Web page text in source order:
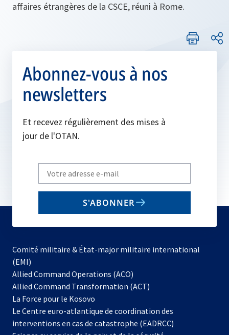
affaires étrangères de la CSCE, réuni à Rome.
Abonnez-vous à nos
newsletters
Et recevez régulièrement des mises à
jour de l'OTAN.
Write
your
email
S'ABONNER
Comité militaire & État-major militaire international
(EMI)
Allied Command Operations (ACO)
dans
nouvel
onglet
Allied Command Transformation (ACT)
La Force pour le Kosovo
dans
un
Le Centre euro-atlantique de coordination des
interventions en cas de catastrophe (EADRCC)